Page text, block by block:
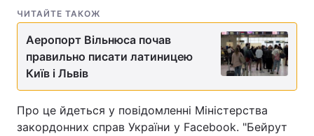
ЧИТАЙТЕ ТАКОЖ
Аеропорт Вільнюса почав
правильно писати латиницею
Київ і Львів
Про це йдеться у повідомленні Міністерства
закордонних справ України у Facebook. "Бейрут